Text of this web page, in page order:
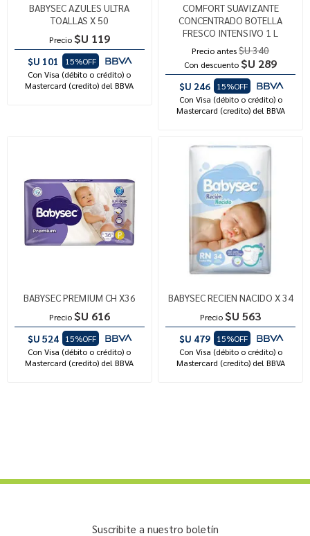
BABYSEC AZULES ULTRA
TOALLAS X 50
Precio $U 119
$U 101
15%OFF
Con Visa (débito o crédito) o
Mastercard (credito) del BBVA
COMFORT SUAVIZANTE
CONCENTRADO BOTELLA
FRESCO INTENSIVO 1 L
Precio antes$U 340
Con descuento $U 289
$U 246
15%OFF
Con Visa (débito o crédito) o
Mastercard (credito) del BBVA
BABYSEC PREMIUM CH X36
Precio $U 616
$U 524
15%OFF
Con Visa (débito o crédito) o
Mastercard (credito) del BBVA
BABYSEC RECIEN NACIDO X 34
Precio $U 563
$U 479
15%OFF
Con Visa (débito o crédito) o
Mastercard (credito) del BBVA
Suscribite a nuestro boletín